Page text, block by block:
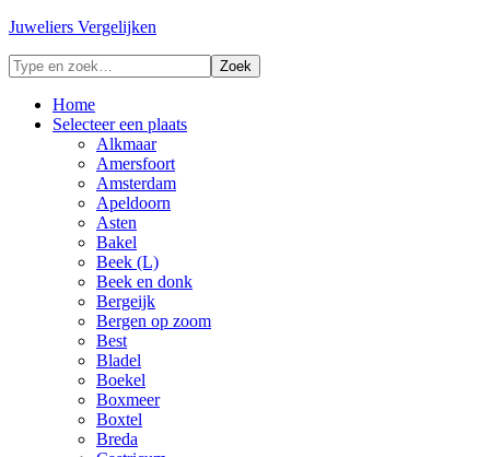
Juweliers Vergelijken
Home
Selecteer een plaats
Alkmaar
Amersfoort
Amsterdam
Apeldoorn
Asten
Bakel
Beek (L)
Beek en donk
Bergeijk
Bergen op zoom
Best
Bladel
Boekel
Boxmeer
Boxtel
Breda